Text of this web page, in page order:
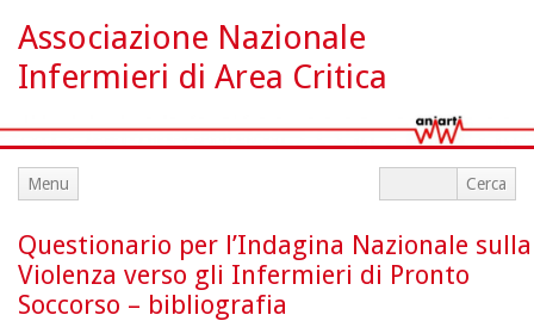
Associazione Nazionale
Infermieri di Area Critica
Menu
Questionario per l’Indagina Nazionale sulla
Violenza verso gli Infermieri di Pronto
Soccorso – bibliografia